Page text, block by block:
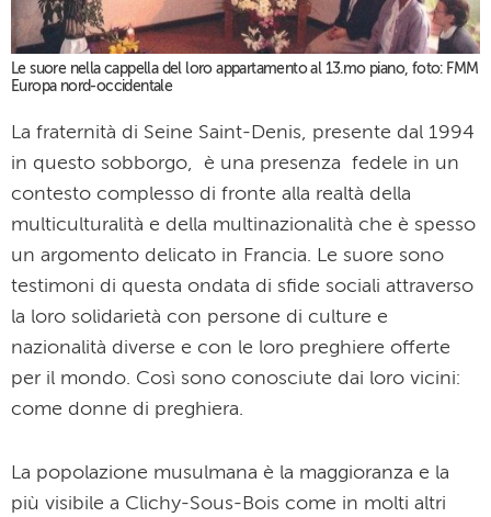
Le suore nella cappella del loro appartamento al 13.mo piano, foto: FMM
Europa nord-occidentale
La fraternità di Seine Saint-Denis, presente dal 1994
in questo sobborgo, è una presenza fedele in un
contesto complesso di fronte alla realtà della
multiculturalità e della multinazionalità che è spesso
un argomento delicato in Francia. Le suore sono
testimoni di questa ondata di sfide sociali attraverso
la loro solidarietà con persone di culture e
nazionalità diverse e con le loro preghiere offerte
per il mondo. Così sono conosciute dai loro vicini:
come donne di preghiera.
La popolazione musulmana è la maggioranza e la
più visibile a Clichy-Sous-Bois come in molti altri